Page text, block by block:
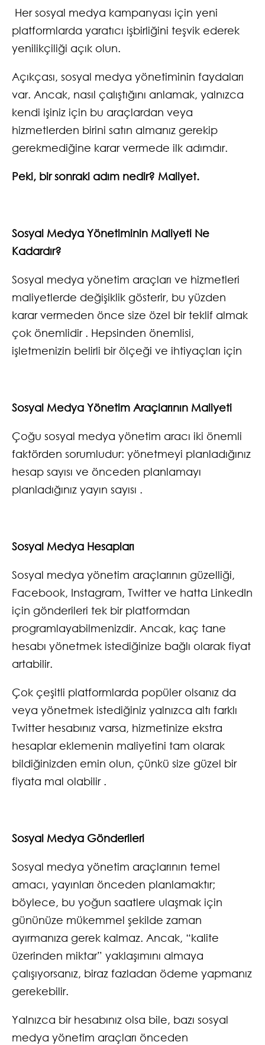
Her sosyal medya kampanyası için yeni
platformlarda yaratıcı işbirliğini teşvik ederek
yenilikçiliği açık olun.
Açıkçası, sosyal medya yönetiminin faydaları
var. Ancak, nasıl çalıştığını anlamak, yalnızca
kendi işiniz için bu araçlardan veya
hizmetlerden birini satın almanız gerekip
gerekmediğine karar vermede ilk adımdır.
Peki, bir sonraki adım nedir? Maliyet.
Sosyal Medya Yönetiminin Maliyeti Ne
Kadardır?
Sosyal medya yönetim araçları ve hizmetleri
maliyetlerde değişiklik gösterir, bu yüzden
karar vermeden önce size özel bir teklif almak
çok önemlidir . Hepsinden önemlisi,
işletmenizin belirli bir ölçeği ve ihtiyaçları için
Sosyal Medya Yönetim Araçlarının Maliyeti
Çoğu sosyal medya yönetim aracı iki önemli
faktörden sorumludur: yönetmeyi planladığınız
hesap sayısı ve önceden planlamayı
planladığınız yayın sayısı .
Sosyal Medya Hesapları
Sosyal medya yönetim araçlarının güzelliği,
Facebook, Instagram, Twitter ve hatta LinkedIn
için gönderileri tek bir platformdan
programlayabilmenizdir. Ancak, kaç tane
hesabı yönetmek istediğinize bağlı olarak fiyat
artabilir.
Çok çeşitli platformlarda popüler olsanız da
veya yönetmek istediğiniz yalnızca altı farklı
Twitter hesabınız varsa, hizmetinize ekstra
hesaplar eklemenin maliyetini tam olarak
bildiğinizden emin olun, çünkü size güzel bir
fiyata mal olabilir .
Sosyal Medya Gönderileri
Sosyal medya yönetim araçlarının temel
amacı, yayınları önceden planlamaktır;
böylece, bu yoğun saatlere ulaşmak için
gününüze mükemmel şekilde zaman
ayırmanıza gerek kalmaz. Ancak, “kalite
üzerinden miktar” yaklaşımını almaya
çalışıyorsanız, biraz fazladan ödeme yapmanız
gerekebilir.
Yalnızca bir hesabınız olsa bile, bazı sosyal
medya yönetim araçları önceden